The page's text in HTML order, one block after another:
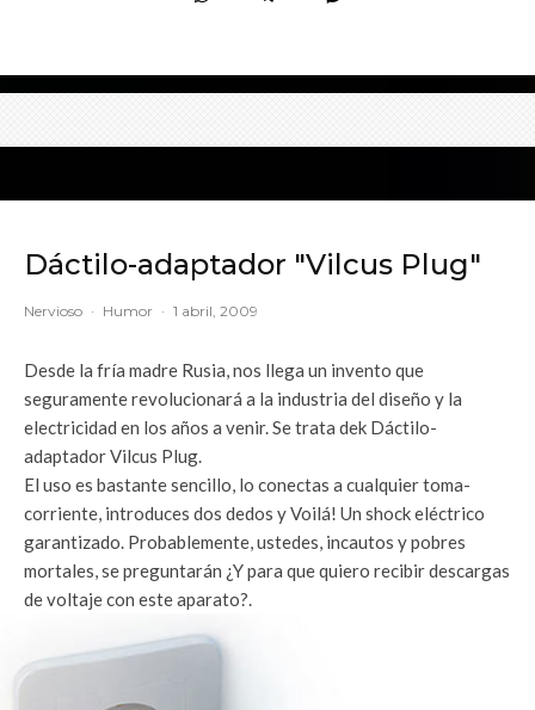
Dáctilo-adaptador "Vilcus Plug"
Nervioso · Humor · 1 abril, 2009
Desde la fría madre Rusia, nos llega un invento que
seguramente revolucionará a la industria del diseño y la
electricidad en los años a venir. Se trata dek Dáctilo-
adaptador Vilcus Plug.
El uso es bastante sencillo, lo conectas a cualquier toma-
corriente, introduces dos dedos y Voilá! Un shock eléctrico
garantizado. Probablemente, ustedes, incautos y pobres
mortales, se preguntarán ¿Y para que quiero recibir descargas
de voltaje con este aparato?.